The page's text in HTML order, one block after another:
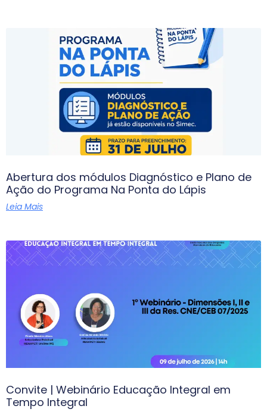
Abertura dos módulos Diagnóstico e Plano de
Ação do Programa Na Ponta do Lápis
Leia Mais
Convite | Webinário Educação Integral em
Tempo Integral